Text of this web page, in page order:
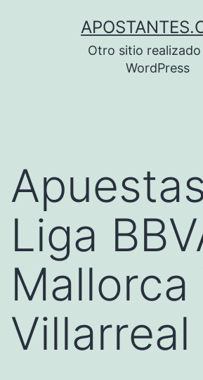
Otro sitio
WordPress
Liga
Mallorca
Villarreal